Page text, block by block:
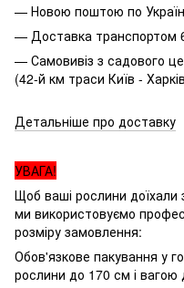
— Новою поштою по
— Доставка транспортом
— Самовивіз з садового
(42-й км траси Київ -
Детальніше про доставку
УВАГА!
Щоб ваші рослини
ми використовуємо
розміру замовлення:
Обов'язкове пакування у
рослини до 170 см і вагою